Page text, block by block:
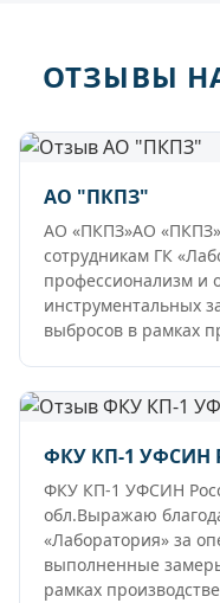
ОТЗЫВЫ
АО "ПКПЗ"
АО «ПКПЗ»АО
сотрудникам ГК
профессионализм и
инструментальных
выбросов в рамках
ФКУ КП-1 УФСИН
ФКУ КП-1 УФСИН
обл.Выражаю
«Лаборатория» за
выполненные
рамках